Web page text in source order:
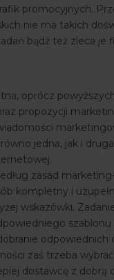
promocyjnych.
nie ma takich
bądź też zleca je
oprócz
propozycji
jedna, jak i
zasad
kompletny i
wskazówki.
odpowiednich
zaś trzeba
dostawcę z dobrą